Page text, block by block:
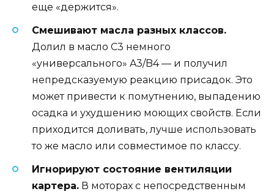
еще «держится».
Смешивают масла разных классов.
Долил в масло C3 немного
«универсального» A3/B4 — и получил
непредсказуемую реакцию присадок. Это
может привести к помутнению, выпадению
осадка и ухудшению моющих свойств. Если
приходится доливать, лучше использовать
то же масло или совместимое по классу.
Игнорируют состояние вентиляции
картера. В моторах с непосредственным